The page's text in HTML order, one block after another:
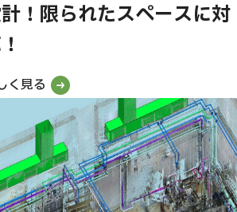
！限られたスペースに対
く見る